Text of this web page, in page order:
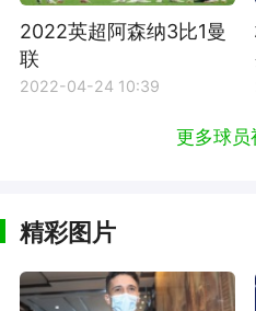
2022英超阿森纳3比1曼
联
2022-04-24 10:39
更多球员
精彩图片